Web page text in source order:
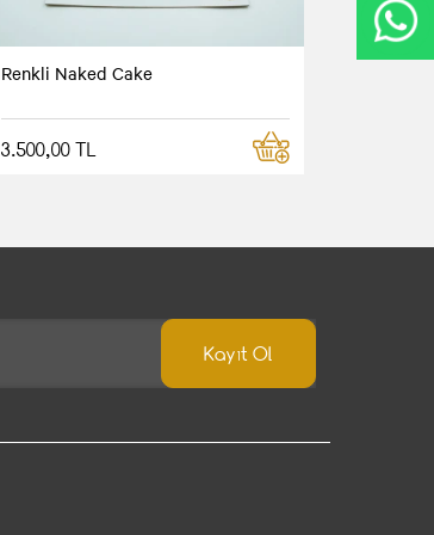
Renkli Naked Cake
3.500,00 TL
Kayıt Ol